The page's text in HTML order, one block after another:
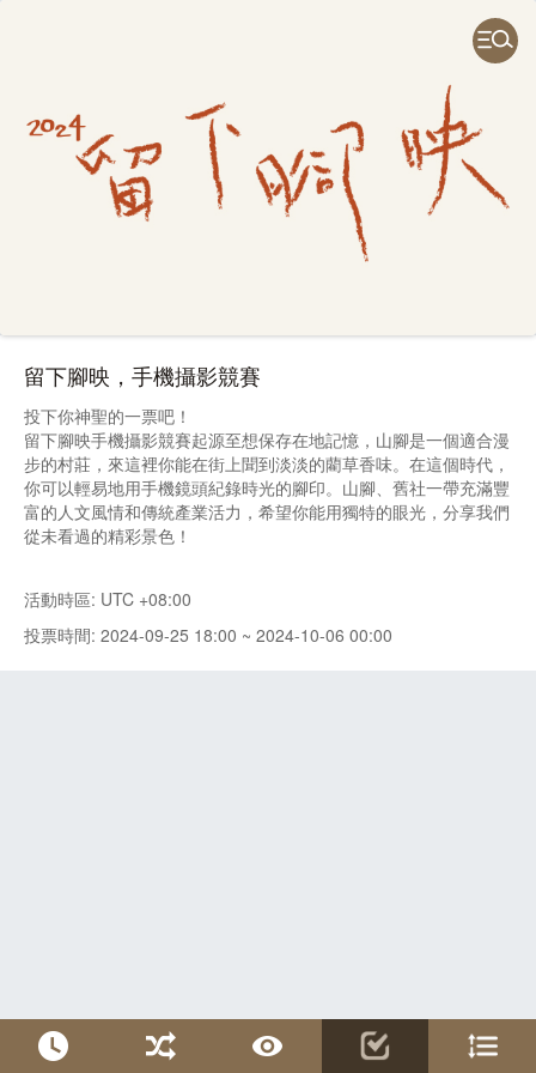
留下腳映，手機攝影競賽
投下你神聖的一票吧！
留下腳映手機攝影競賽起源至想保存在地記憶，山腳是一個適合漫
步的村莊，來這裡你能在街上聞到淡淡的藺草香味。在這個時代，
你可以輕易地用手機鏡頭紀錄時光的腳印。山腳、舊社一帶充滿豐
富的人文風情和傳統產業活力，希望你能用獨特的眼光，分享我們
從未看過的精彩景色！
活動時區: UTC +08:00
投票時間: 2024-09-25 18:00 ~ 2024-10-06 00:00